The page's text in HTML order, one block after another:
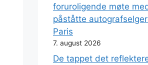
foruroligende møte
påståtte
Paris
7. august 2026
De tappet det